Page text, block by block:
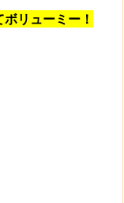
リューミー！